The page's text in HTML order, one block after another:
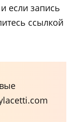
если запись
ссылкой